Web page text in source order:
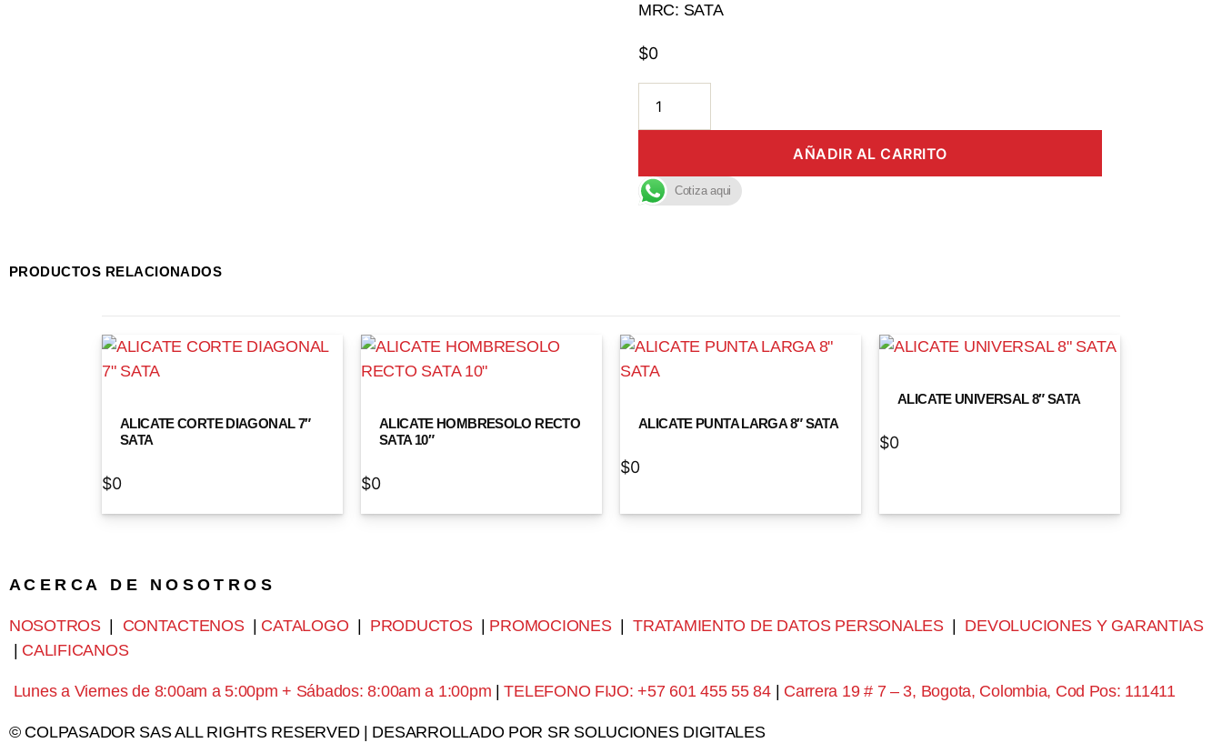
MRC: SATA
$0
AÑADIR AL CARRITO
Cotiza aqui
PRODUCTOS RELACIONADOS
ALICATE CORTE DIAGONAL 7″
SATA
$0
ALICATE HOMBRESOLO RECTO
SATA 10″
$0
ALICATE PUNTA LARGA 8″ SATA
$0
ALICATE UNIVERSAL 8″ SATA
$0
A C E R C A D E N O S O T R O S
NOSOTROS| CONTACTENOS| CATALOGO PRODUCTOS| PROMOCIONES|TRATAMIENTO DE DATOS PERSONALES| DEVOLUCIONES Y GARANTIAS
CALIFICANOS
Lunes a Viernes de 8:00am a 5:00pm + Sábados: 8:00am a 1:00pm |TELEFONO FIJO: +57 601 455 55 84| Carrera 19 # 7 – 3, Bogota, Colombia, Cod Pos: 111411
© COLPASADOR SAS ALL RIGHTS RESERVED | DESARROLLADO POR SR SOLUCIONES DIGITALES